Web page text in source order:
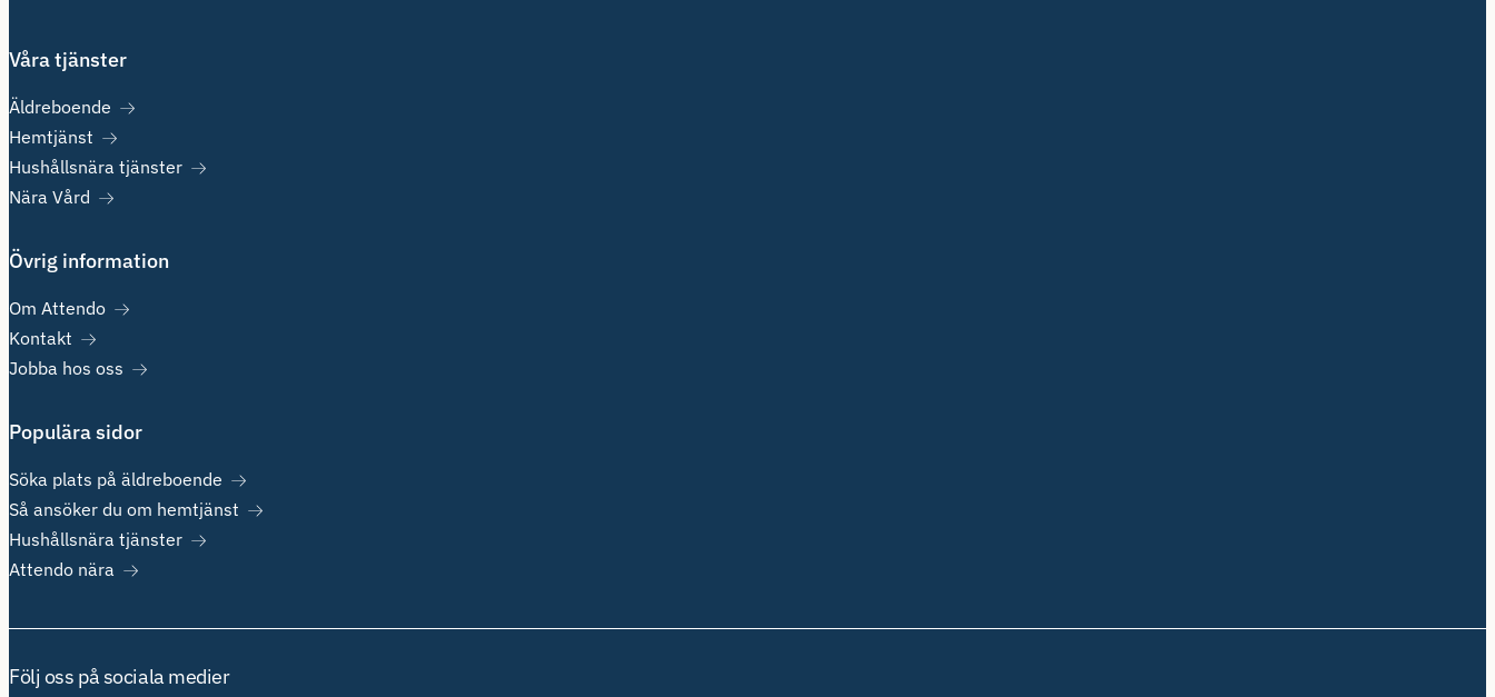
Våra tjänster
Äldreboende
Hemtjänst
Hushållsnära tjänster
Nära Vård
Övrig information
Om Attendo
Kontakt
Jobba hos oss
Populära sidor
Söka plats på äldreboende
Så ansöker du om hemtjänst
Hushållsnära tjänster
Attendo nära
Följ oss på sociala medier